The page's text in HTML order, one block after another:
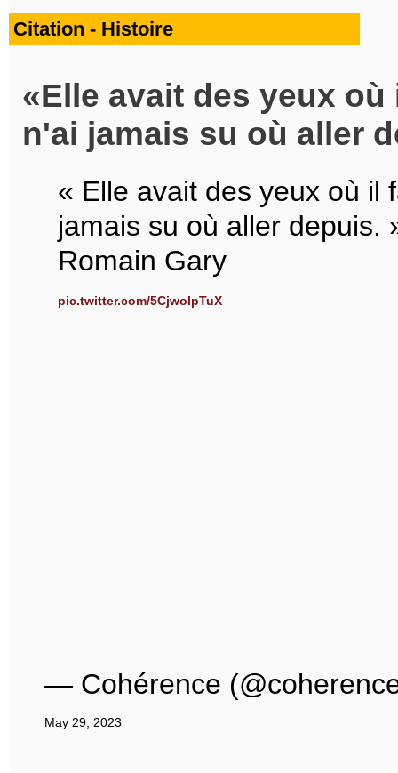
Citation - Histoire
Elle avait des yeux
n'ai jamais su où aller
« Elle avait des yeux où il
jamais su où aller depuis.
Romain Gary
pic.twitter.com/5CjwolpTuX
— Cohérence
May 29, 2023